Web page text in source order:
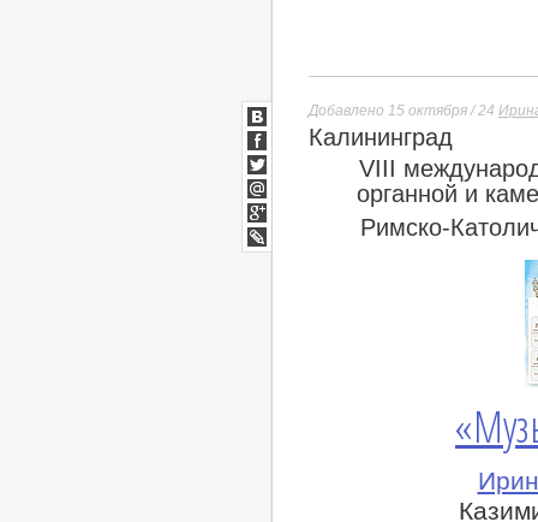
Добавлено 15 октября / 24
Калининград
VIII
органной и
Римско-
ВКонтакте
Facebook
Twitter
Мой
Мир
Google+
lj